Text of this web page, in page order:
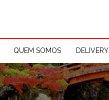
QUEM SOMOS DELIVERY